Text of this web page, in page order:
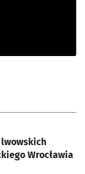
Wrocławia